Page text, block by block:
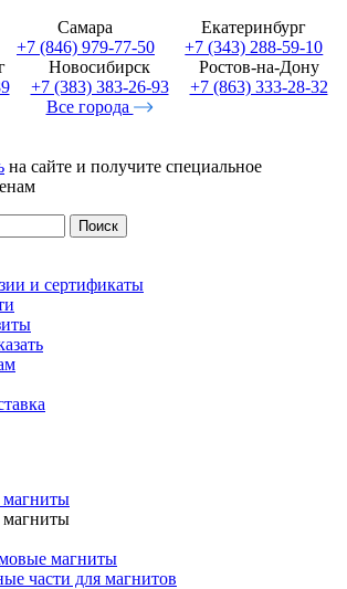
Самара
+7 (846) 979-77-50
Екатеринбург
+7 (343) 288-59-10
Новосибирск
+7 (383) 383-26-93
Ростов-на-Дону
+7 (863) 333-28-32
Все города
на сайте и получите специальное
Поиск
и сертификаты
магниты
части для магнитов